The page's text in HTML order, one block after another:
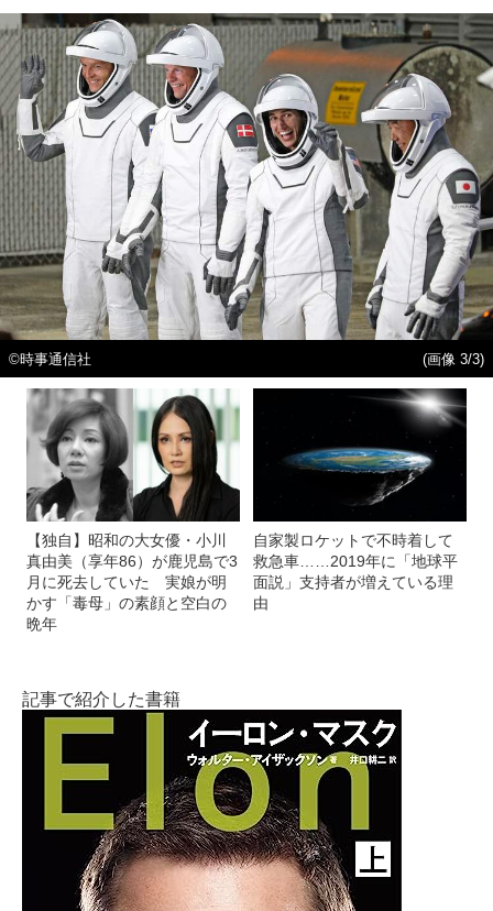
©時事通信社 (画像 3/3)
【独自】昭和の大女優・小川
真由美（享年86）が鹿児島で3
月に死去していた 実娘が明
かす「毒母」の素顔と空白の
晩年
自家製ロケットで不時着して
救急車……2019年に「地球平
面説」支持者が増えている理
由
記事で紹介した書籍